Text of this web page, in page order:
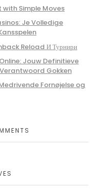
with Simple Moves
Je Volledige
Reload И Турнири
Jouw Definitieve
Gokken
Fornøjelse og